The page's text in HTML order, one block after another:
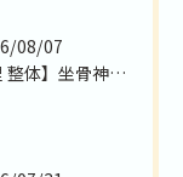
08/07
【富里 整体】坐骨神経痛、腰痛、臀部の痛み 他/50代男性/...